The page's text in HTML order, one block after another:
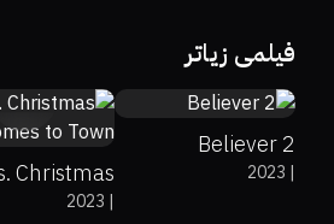
فیلمی زیاتر
Believer 2
|
2023
Christmas
to Town|
2023